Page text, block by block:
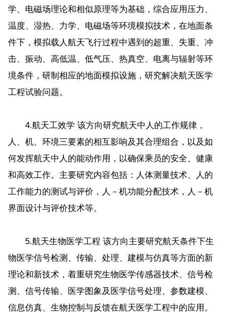
学、电磁场理论和相似原理等为基础，综合应用压力、
温度、湿热、力学、电磁场等环境模拟技术，在地面条
件下，模拟载人航天飞行过程中遇到的超重、失重、冲
击、振动、高低温、低气压、热真空、电离与辐射等环
境条件，研制相应的地面模拟设施，研究解决航天医学
工程试验问题。
4.航天工效学 该方向研究航天中人的工作规律，
人、机、环境三要素的相互影响及其合理组合，以及如
何发挥航天中人的能动作用，以确保乘员的安全、健康
和高效工作。主要研究内容包括：人体测量技术、人的
工作能力的测试与评价，人－机功能分配技术，人－机
界面设计与评价技术等。
5.航天生物医学工程 该方向主要研究航天条件下生
物医学信号检测、传输、处理、建模与仿真等方面的新
理论和新技术，着重研究生物医学传感器技术、信号检
测、信号传输、医学图象及医学信号处理、参数建模、
信息仿真、生物控制与反馈在航天医学工程中的应用。